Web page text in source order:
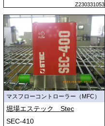
Z230331053
マスフローコントローラー（MFC）
堀場エステック Stec
SEC-410